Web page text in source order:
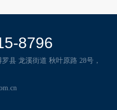
8796
县 龙溪街道 秋叶原路 28号，